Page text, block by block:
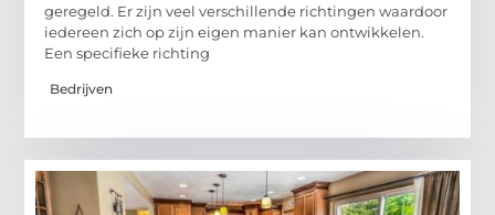
geregeld. Er zijn veel verschillende richtingen waardoor
iedereen zich op zijn eigen manier kan ontwikkelen.
Een specifieke richting
Bedrijven